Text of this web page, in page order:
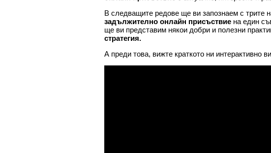
В следващите редове ще ви запознаем с трите
задължително онлайн присъствие на един
ще ви представим някои добри и полезни
стратегия.
А преди това, вижте краткото ни интерактивно